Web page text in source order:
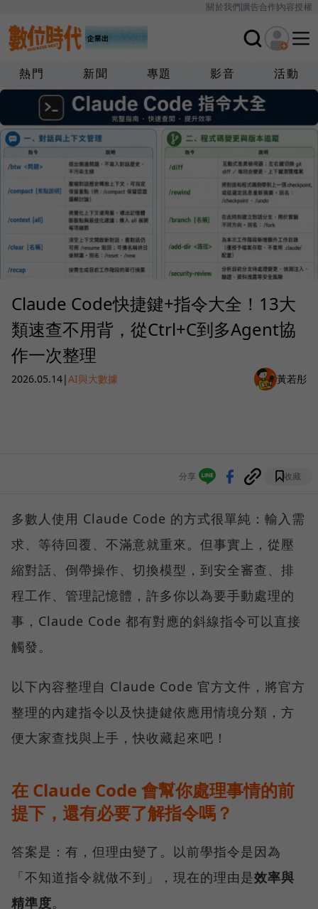
關於我們廣告合作內容授權
熱門 新聞 專題 影音 活動
Claude Code快捷鍵+指令大全！13大
類速查不用背，從Ctrl+C到多Agent協
作一次整理
2026.05.14|AI與大數據 黃若彤
分享 收藏
多數人使用 Claude Code 的方式很單純：輸入需
求、等待回覆、不滿意就重來。但事實上，從壓
縮對話、倒帶操作、切換模型，到安全審查、排
程工作、管理記憶體，許多你以為要手動處理的
事，Claude Code 都有對應的斜線指令可以直接
觸發。
以下內容整理自 Claude Code 官方文件，將官方
整理的內建指令以及快捷鍵依應用情境分類，方
便大家查找與上手，快收藏起來吧！
在 Claude Code 會幫你處理事情的前
提下，還有必要了解指令嗎？
答案是：有，但理由變了。以前學指令是因為
「不知道指令就做不到」，現在的理由是效率與
精準度。